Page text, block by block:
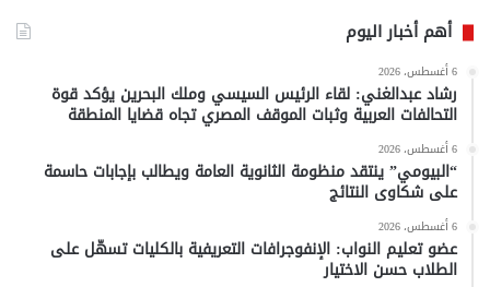
أهم أخبار اليوم
6 أغسطس، 2026
رشاد عبدالغني: لقاء الرئيس السيسي وملك البحرين يؤكد قوة
التحالفات العربية وثبات الموقف المصري تجاه قضايا المنطقة
6 أغسطس، 2026
“البيومي” ينتقد منظومة الثانوية العامة ويطالب بإجابات حاسمة
على شكاوى النتائج
6 أغسطس، 2026
عضو تعليم النواب: الإنفوجرافات التعريفية بالكليات تسهّل على
الطلاب حسن الاختيار